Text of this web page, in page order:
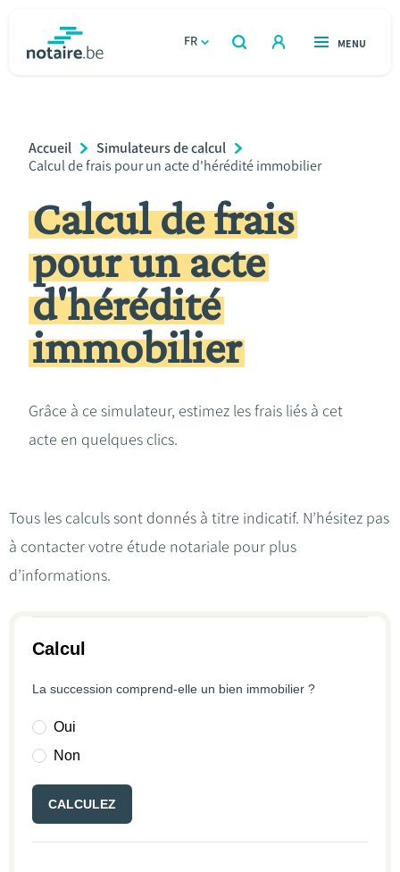
FR
OUVERT
RECHERCHER
OUVERT
MENU
Relations et vivre ensemble
Héritage et donations
Entreprendre
Le notaire
Calculateurs
Breadcrumb
Accueil
Simulateurs de calcul
Current
Calcul de frais pour un acte d'hérédité immobilier
Calcul de frais
pour un acte
d'hérédité
immobilier
Grâce à ce simulateur, estimez les frais liés à cet
acte en quelques clics.
Tous les calculs sont donnés à titre indicatif. N’hésitez pas
à contacter votre étude notariale pour plus
d’informations.